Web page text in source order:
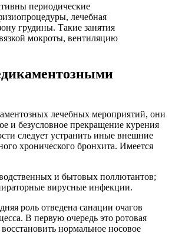
периодические
лечебная
грудины. Такие занятия
мокроты, вентиляцию
лечебных мероприятий, они
и безусловное прекращение курения
следует устранить иные внешние
хронического бронхита. Имеется
и бытовых поллютантов;
вирусные инфекции.
роль отведена санации очагов
В первую очередь это ротовая
нормальное носовое